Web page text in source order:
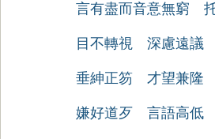
言有盡而音意無窮
目不轉視 深慮遠議
垂紳正笏 才望兼隆
嫌好道歹 言語高低